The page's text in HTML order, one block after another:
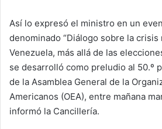
Así lo expresó el ministro en un
denominado “Diálogo sobre la
Venezuela, más allá de las
se desarrolló como preludio al 50.º
de la Asamblea General de la
Americanos (OEA), entre mañana
informó la Cancillería.